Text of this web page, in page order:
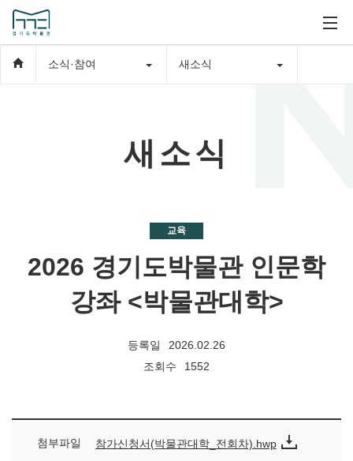
소식·참여 새소식
새소식
교육
2026 경기도박물관 인문학
강좌 <박물관대학>
등록일
2026.02.26
조회수
1552
첨부파일 참가신청서(박물관대학_전회차).hwp